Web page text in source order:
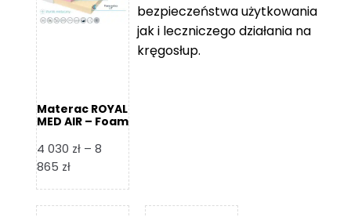
Materac ROYAL
MED AIR – Foam
4 030 zł – 8
865 złZakres
od
bezpieczeństwa użytkowania
jak i leczniczego działania na
kręgosłup.